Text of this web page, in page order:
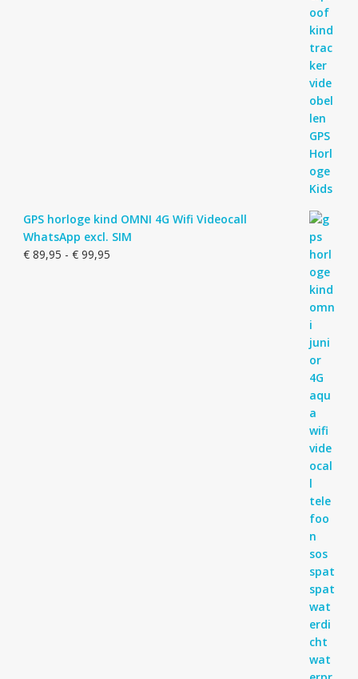
GPS horloge kind OMNI 4G Wifi Videocall
WhatsApp excl. SIM
€89,95 - €99,95Prijsklasse: